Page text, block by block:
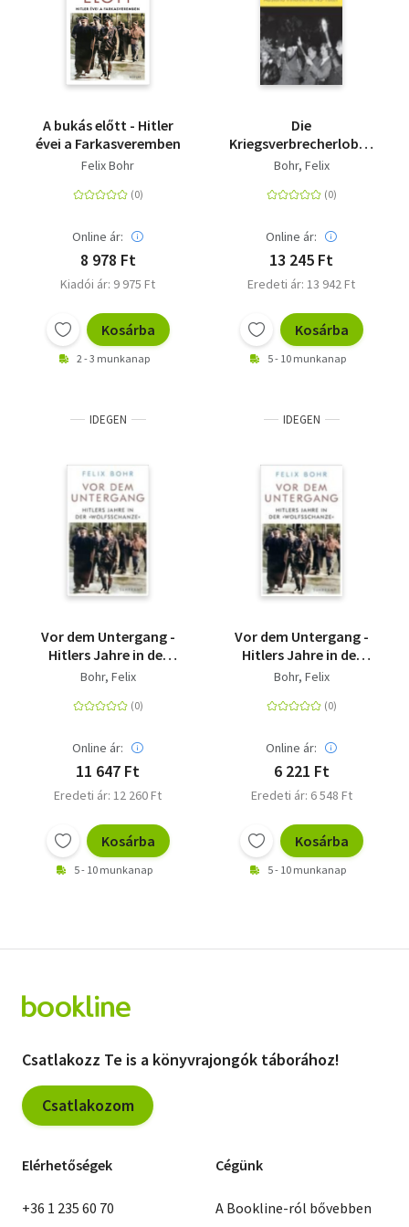
Történelem
A bukás előtt - Hitler
évei a Farkasveremben
Felix Bohr
Online ár:
8 978 Ft
Kiadói ár: 9 975 Ft
Kosárba
2 - 3 munkanap
Die
Kriegsverbrecherlobby
- Bundesdeutsche Hilfe
inhaftierte NS-Täter
Bohr, Felix
Online ár:
13 245 Ft
Eredeti ár: 13 942 Ft
Kosárba
5 - 10 munkanap
IDEGEN
Vor dem Untergang -
Hitlers Jahre in der
'Wolfsschanze' | Ein
Zweiten Weltkriegs
Bohr, Felix
Online ár:
11 647 Ft
Eredeti ár: 12 260 Ft
Kosárba
5 - 10 munkanap
IDEGEN
Vor dem Untergang -
Hitlers Jahre in der
'Wolfsschanze'
Bohr, Felix
Online ár:
6 221 Ft
Eredeti ár: 6 548 Ft
Kosárba
5 - 10 munkanap
Csatlakozz Te is a könyvrajongók táborához!
Csatlakozom
Elérhetőségek
+36 1 235 60 70
Cégünk
A Bookline-ról bővebben